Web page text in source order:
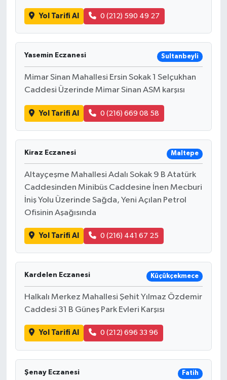
Yol Tarifi Al 0 (212) 590 49 27
Yasemin Eczanesi Sultanbeyli
Mimar Sinan Mahallesi Ersin Sokak 1 Selçukhan
Caddesi Üzerinde Mimar Sinan ASM karşısı
Yol Tarifi Al 0 (216) 669 08 58
Kiraz Eczanesi Maltepe
Altayçeşme Mahallesi Adalı Sokak 9 B Atatürk
Caddesinden Minibüs Caddesine İnen Mecburi
İniş Yolu Üzerinde Sağda, Yeni Açılan Petrol
Ofisinin Aşağısında
Yol Tarifi Al 0 (216) 441 67 25
Kardelen Eczanesi Küçükçekmece
Halkalı Merkez Mahallesi Şehit Yılmaz Özdemir
Caddesi 31 B Güneş Park Evleri Karşısı
Yol Tarifi Al 0 (212) 696 33 96
Şenay Eczanesi Fatih